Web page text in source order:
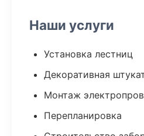
Наши услуги
Установка лестниц
Декоративная
Монтаж
Перепланировка